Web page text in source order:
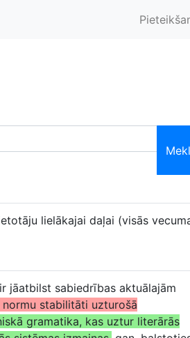
lielākajai daļai (visās
jāatbilst sabiedrības aktuālajām
stabilitāti uzturošā
gramatika, kas uztur literārās